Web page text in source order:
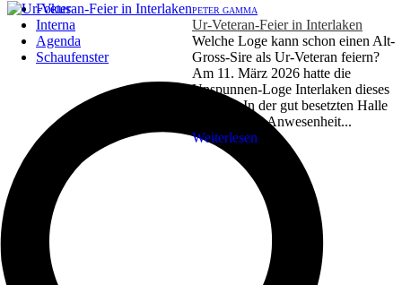
Fokus
Interna
Agenda
Schaufenster
PETER GAMMA
Ur-Veteran-Feier in Interlaken
Welche Loge kann schon einen Alt-
Gross-Sire als Ur-Veteran feiern?
Am 11. März 2026 hatte die
Unspunnen-Loge Interlaken dieses
Privileg. In der gut besetzten Halle
feierte sie, in Anwesenheit...
Weiterlesen